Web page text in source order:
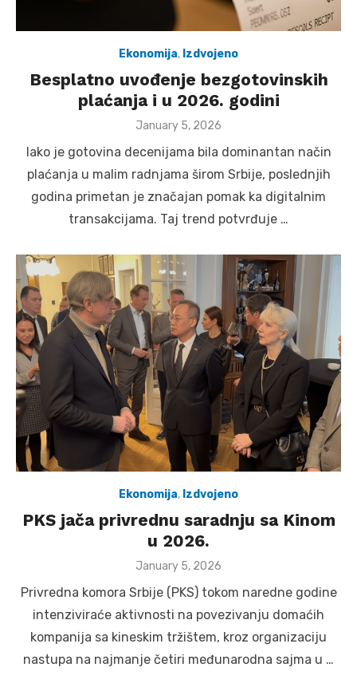
Ekonomija, Izdvojeno
Besplatno uvođenje bezgotovinskih
plaćanja i u 2026. godini
Posted
January 5, 2026
Iako je gotovina decenijama bila dominantan način
plaćanja u malim radnjama širom Srbije, poslednjih
godina primetan je značajan pomak ka digitalnim
transakcijama. Taj trend potvrđuje …
Ekonomija, Izdvojeno
PKS jača privrednu saradnju sa Kinom
u 2026.
Posted
January 5, 2026
Privredna komora Srbije (PKS) tokom naredne godine
intenziviraće aktivnosti na povezivanju domaćih
kompanija sa kineskim tržištem, kroz organizaciju
nastupa na najmanje četiri međunarodna sajma u …